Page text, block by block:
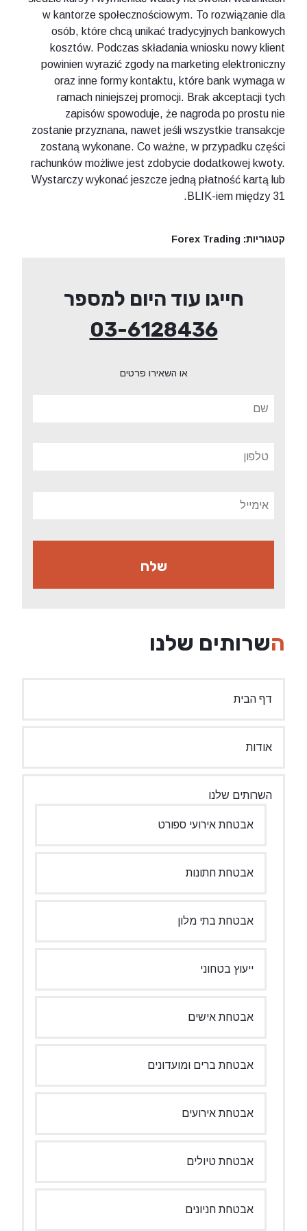
w kantorze społecznościowym. To rozwiązanie dla
osób, które chcą unikać tradycyjnych bankowych
kosztów. Podczas składania wniosku nowy klient
powinien wyrazić zgody na marketing elektroniczny
oraz inne formy kontaktu, które bank wymaga w
ramach niniejszej promocji. Brak akceptacji tych
zapisów spowoduje, że nagroda po prostu nie
zostanie przyznana, nawet jeśli wszystkie transakcje
zostaną wykonane. Co ważne, w przypadku części
rachunków możliwe jest zdobycie dodatkowej kwoty.
Wystarczy wykonać jeszcze jedną płatność kartą lub
BLIK-iem między 31.
קטגוריות: Forex Trading
חייגו עוד היום למספר
03-6128436
או השאירו פרטים
השרותים שלנו
דף הבית
אודות
השרותים שלנו
אבטחת אירועי ספורט
אבטחת חתונות
אבטחת בתי מלון
ייעוץ בטחוני
אבטחת אישים
אבטחת ברים ומועדונים
אבטחת אירועים
אבטחת טיולים
אבטחת חניונים